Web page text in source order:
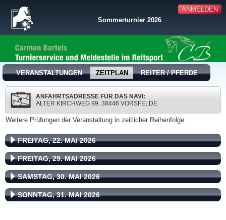
ANMELDEN
Sommerturnier 2026
VERANSTALTUNGEN ZEITPLAN REITER / PFERDE
ANFAHRTSADRESSE FÜR DAS NAVI:
ALTER KIRCHWEG 99, 38446 VORSFELDE
Weitere Prüfungen der Veranstaltung in zeitlicher Reihenfolge:
FREITAG, 22. MAI 2026
FREITAG, 29. MAI 2026
SAMSTAG, 30. MAI 2026
SONNTAG, 31. MAI 2026